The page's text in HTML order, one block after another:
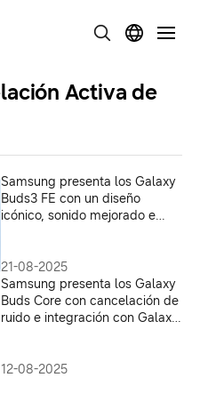
Activa de
Samsung presenta los Galaxy
Buds3 FE con un diseño
icónico, sonido mejorado e
21-08-2025
Samsung presenta los Galaxy
Buds Core con cancelación de
ruido e integración con Galaxy
12-08-2025